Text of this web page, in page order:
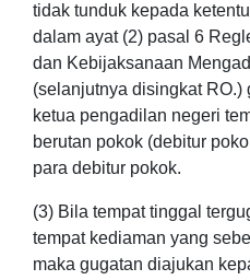
tidak tunduk kepada
dalam ayat (2) pasal 6
dan Kebijaksanaan
(selanjutnya disingkat
ketua pengadilan negeri
berutan pokok (debitur
para debitur pokok.
(3) Bila tempat tinggal
tempat kediaman yang
maka gugatan diajukan